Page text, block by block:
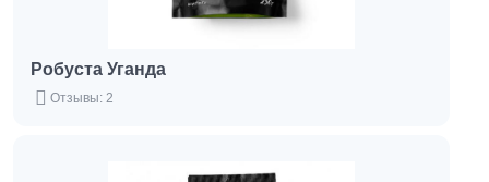
Робуста Уганда
Отзывы: 2